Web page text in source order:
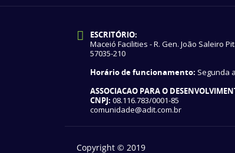
ESCRITÓRIO:
Maceió Facilities - R. Gen. João Saleiro
57035-210
Horário de funcionamento: Segunda
ASSOCIACAO PARA O
CNPJ: 08.116.783/0001-85
comunidade@adit.com.br
Copyright © 2019